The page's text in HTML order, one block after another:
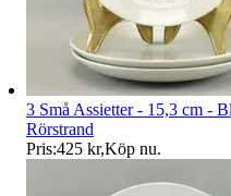
3 Små Assietter - 15,3 cm -
Rörstrand
Pris:425 kr,Köp nu.